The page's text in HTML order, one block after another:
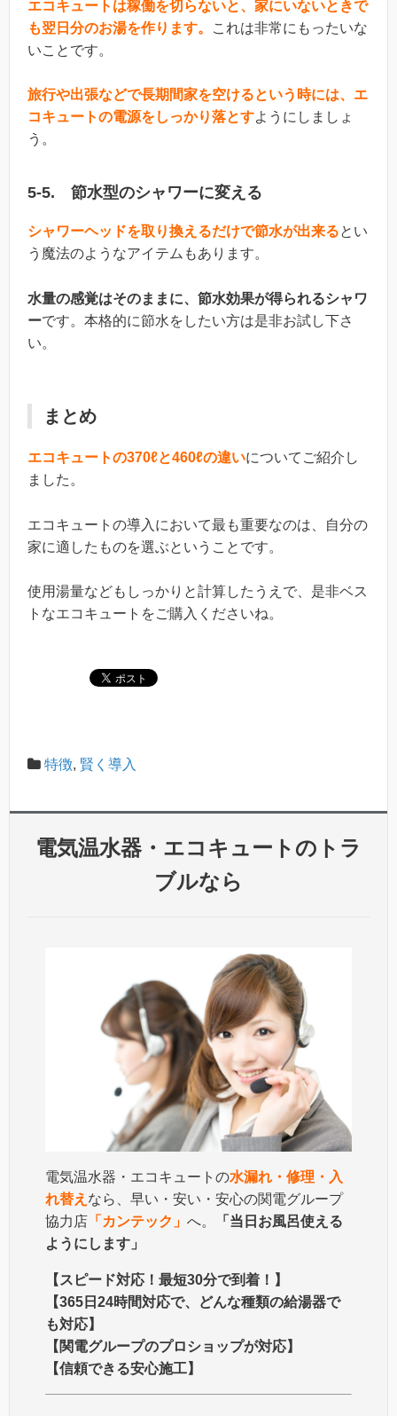
エコキュートは稼働を切らないと、家にいないときで
も翌日分のお湯を作ります。
これは非常にもったいな
いことです。
旅行や出張などで長期間家を空けるという時には、エ
コキュートの電源をしっかり落とすようにしましょ
う。
5-5. 節水型のシャワーに変える
シャワーヘッドを取り換えるだけで節水が出来るとい
う魔法のようなアイテムもあります。
水量の感覚はそのままに、節水効果が得られるシャワ
ーです。本格的に節水をしたい方は是非お試し下さ
い。
まとめ
エコキュートの370ℓと460ℓの違いについてご紹介し
ました。
エコキュートの導入において最も重要なのは、自分の
家に適したものを選ぶということです。
使用湯量などもしっかりと計算したうえで、是非ベス
トなエコキュートをご購入くださいね。
特徴, 賢く導入
電気温水器・エコキュートのトラ
ブルなら
電気温水器・エコキュートの水漏れ・修理・入
れ替え なら、早い・安い・安心の関電グループ
協力店 「カンテック」 へ。
「当日お風呂使える
ようにします」
【スピード対応！最短30分で到着！】
【365日24時間対応で、どんな種類の給湯器で
も対応】
【関電グループのプロショップが対応】
【信頼できる安心施工】